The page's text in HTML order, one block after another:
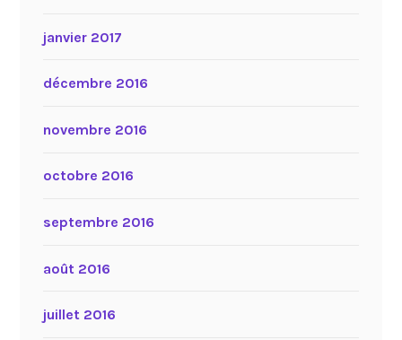
janvier 2017
décembre 2016
novembre 2016
octobre 2016
septembre 2016
août 2016
juillet 2016